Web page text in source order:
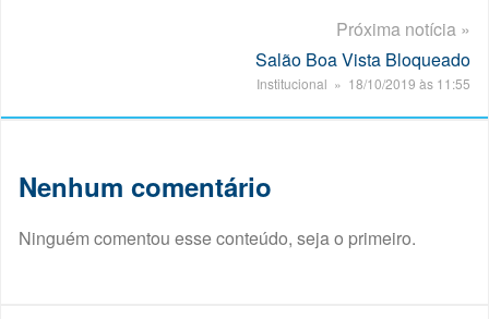
Próxima notícia »
Salão Boa Vista Bloqueado
Institucional » 18/10/2019 às 11:55
Nenhum comentário
Ninguém comentou esse conteúdo, seja o primeiro.